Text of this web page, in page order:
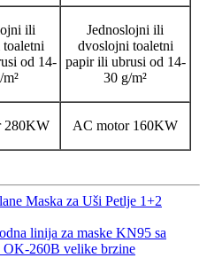
ili
od 14-
Jednoslojni ili
dvoslojni toaletni
papir ili ubrusi od 14-
30 g/m²
280KW
AC motor 160KW
Maska za Uši Petlje 1+2
linija za maske KN95 sa
OK-260B velike brzine